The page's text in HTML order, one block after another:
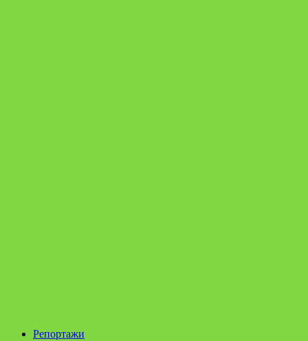
Репортажи